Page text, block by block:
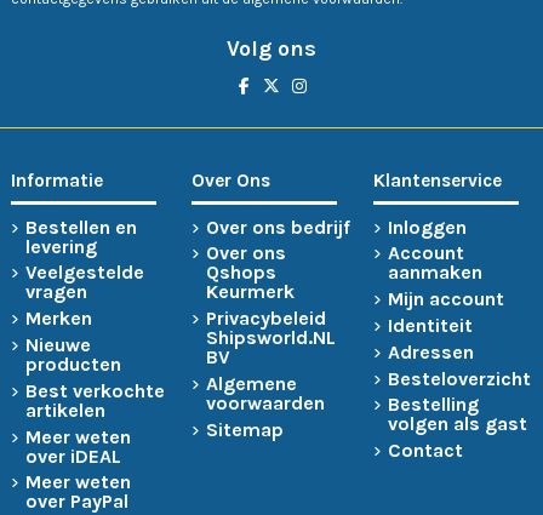
Volg ons
Informatie
Bestellen en
levering
Veelgestelde
vragen
Merken
Nieuwe
producten
Best verkochte
artikelen
Meer weten
over iDEAL
Meer weten
over PayPal
Over Ons
Over ons bedrijf
Over ons
Qshops
Keurmerk
Privacybeleid
Shipsworld.NL
BV
Algemene
voorwaarden
Sitemap
Klantenservice
Inloggen
Account
aanmaken
Mijn account
Identiteit
Adressen
Besteloverzicht
Bestelling
volgen als gast
Contact